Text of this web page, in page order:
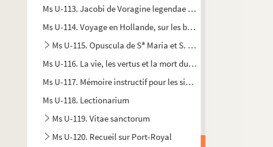
Ms U-113. Jacobi de Voragine legendae sanctorum
Ms U-114. Voyage en Hollande, sur les bords du Rhin et en Italie
Ms U-115. Opuscula de Sa Maria et S. Benedicto
Ms U-116. La vie, les vertus et la mort du venérable Père dom
Ms U-117. Mémoire instructif pour les sieurs recteur, doyens,
Ms U-118. Lectionarium
Ms U-119. Vitae sanctorum
Ms U-120. Recueil sur Port-Royal